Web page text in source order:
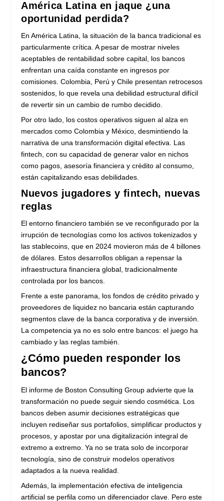
América Latina en jaque ¿una
oportunidad perdida?
En América Latina, la situación de la banca tradicional es
particularmente crítica. A pesar de mostrar niveles
aceptables de rentabilidad sobre capital, los bancos
enfrentan una caída constante en ingresos por
comisiones. Colombia, Perú y Chile presentan retrocesos
sostenidos, lo que revela una debilidad estructural difícil
de revertir sin un cambio de rumbo decidido.
Por otro lado, los costos operativos siguen al alza en
mercados como Colombia y México, desmintiendo la
narrativa de una transformación digital efectiva. Las
fintech, con su capacidad de generar valor en nichos
como pagos, asesoría financiera y crédito al consumo,
están capitalizando esas debilidades.
Nuevos jugadores y fintech, nuevas
reglas
El entorno financiero también se ve reconfigurado por la
irrupción de tecnologías como los activos tokenizados y
las stablecoins, que en 2024 movieron más de 4 billones
de dólares. Estos desarrollos obligan a repensar la
infraestructura financiera global, tradicionalmente
controlada por los bancos.
Frente a este panorama, los fondos de crédito privado y
proveedores de liquidez no bancaria están capturando
segmentos clave de la banca corporativa y de inversión.
La competencia ya no es solo entre bancos: el juego ha
cambiado y las reglas también.
¿Cómo pueden responder los
bancos?
El informe de Boston Consulting Group advierte que la
transformación no puede seguir siendo cosmética. Los
bancos deben asumir decisiones estratégicas que
incluyen rediseñar sus portafolios, simplificar productos y
procesos, y apostar por una digitalización integral de
extremo a extremo. Ya no se trata solo de incorporar
tecnología, sino de construir modelos operativos
adaptados a la nueva realidad.
Además, la implementación efectiva de inteligencia
artificial se perfila como un diferenciador clave. Pero este